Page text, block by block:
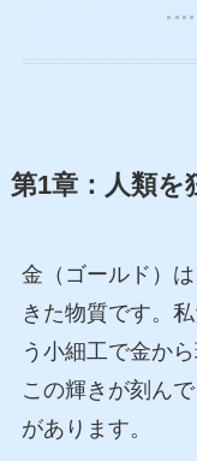
第1章：人類を
金（ゴールド）
きた物質です。
う小細工で金か
この輝きが刻ん
があります。